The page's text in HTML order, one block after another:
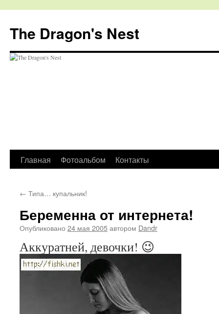
The Dragon's Nest
Перейти
содержимому
Главная Фотоальбом Контакты
← Типа… купальник!
Беременна от интернета!
Опубликовано 24 мая 2005автором Dandr
Аккуратней, девочки! 😉